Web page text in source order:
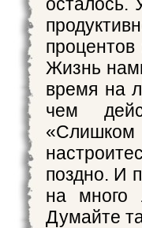
Жизнь
время на
чем
«Слишком
поздно. И
на много
Думайте